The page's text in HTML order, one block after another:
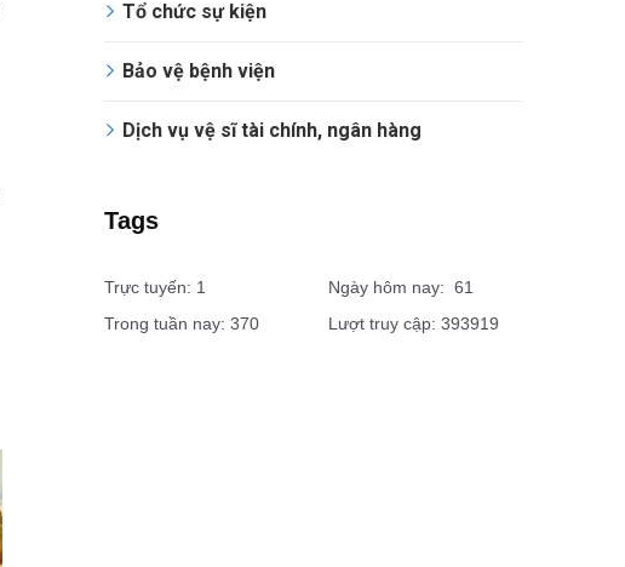
Tổ chức sự kiện
Bảo vệ bệnh viện
Dịch vụ vệ sĩ tài chính, ngân hàng
Tags
Trực tuyến: 1
Ngày hôm nay: 61
Trong tuần nay: 370
Lượt truy cập: 393919